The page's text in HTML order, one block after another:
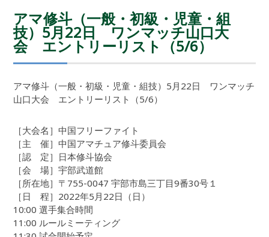
アマ修斗（一般・初級・児童・組
技）5月22日 ワンマッチ山口大
会 エントリーリスト（5/6）
アマ修斗（一般・初級・児童・組技）5月22日 ワンマッチ
山口大会 エントリーリスト（5/6）
［大会名］中国フリーファイト
［主 催］中国アマチュア修斗委員会
［認 定］日本修斗協会
［会 場］宇部武道館
［所在地］〒755-0047 宇部市島三丁目9番30号１
［日 程］2022年5月22日（日）
10:00 選手集合時間
11:00 ルールミーティング